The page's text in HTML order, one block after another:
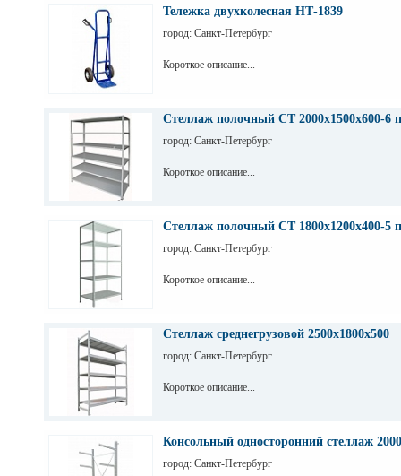
Тележка двухколесная НТ-1839
город: Санкт-Петербург
Короткое описание...
Стеллаж полочный СТ 2000х1500х600-6
город: Санкт-Петербург
Короткое описание...
Стеллаж полочный СТ 1800х1200х400-5
город: Санкт-Петербург
Короткое описание...
Стеллаж среднегрузовой 2500х1800х500
город: Санкт-Петербург
Короткое описание...
Консольный односторонний стеллаж
город: Санкт-Петербург